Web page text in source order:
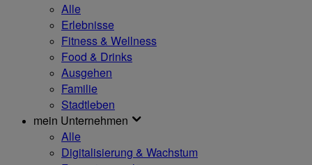
Alle
Erlebnisse
Fitness & Wellness
Food & Drinks
Ausgehen
Familie
Stadtleben
mein Unternehmen
Alle
Digitalisierung & Wachstum